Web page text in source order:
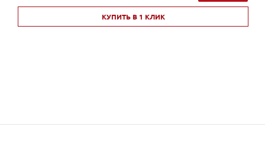
КУПИТЬ В 1 КЛИК